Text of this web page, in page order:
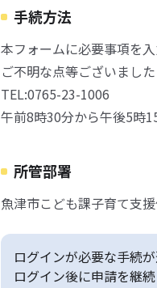
手続方法
本フォームに必要事項を入
ご不明な点等ございまし
TEL:0765-23-1006
午前8時30分から午後5時
所管部署
魚津市こども課子育て支
ログインが必要な手続
ログイン後に申請を継